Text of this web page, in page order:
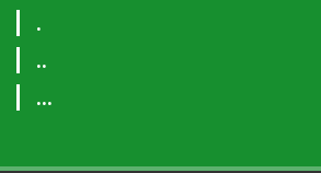
.
..
...